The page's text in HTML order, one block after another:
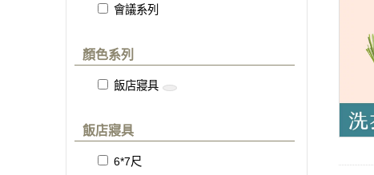
會議系列
顏色系列
飯店寢具
飯店寢具
6*7尺